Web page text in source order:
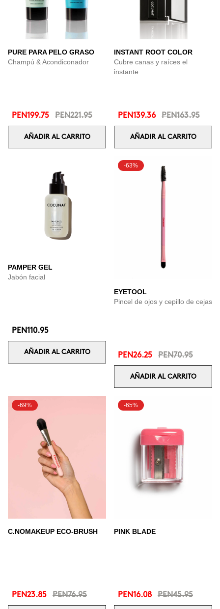
PURE PARA PELO GRASO
Champú & Acondiconador
PEN199.75 PEN221.95
AÑADIR AL CARRITO
INSTANT ROOT COLOR
Cubre canas y raíces el
instante
PEN139.36 PEN163.95
AÑADIR AL CARRITO
PAMPER GEL
Jabón facial
PEN110.95
AÑADIR AL CARRITO
-63%
EYETOOL
Pincel de ojos y cepillo de cejas
PEN26.25 PEN70.95
AÑADIR AL CARRITO
-69%
C.NOMAKEUP ECO-BRUSH
PEN23.85 PEN76.95
-65%
PINK BLADE
PEN16.08 PEN45.95